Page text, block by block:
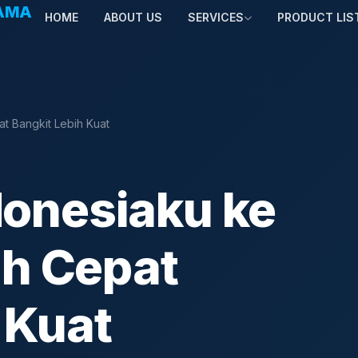
HOME ABOUT US SERVICES PRODUCT
Bangkit Lebih Kuat
ke
Cepat